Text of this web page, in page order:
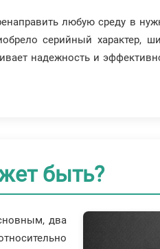
любую среду в
серийный характер,
надежность и
быть?
два